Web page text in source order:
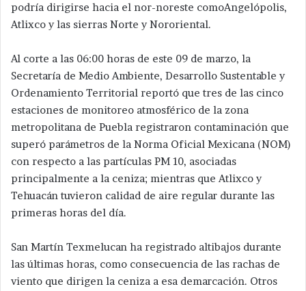
podría dirigirse hacia el nor-noreste comoAngelópolis,
Atlixco y las sierras Norte y Nororiental.
Al corte a las 06:00 horas de este 09 de marzo, la
Secretaría de Medio Ambiente, Desarrollo Sustentable y
Ordenamiento Territorial reportó que tres de las cinco
estaciones de monitoreo atmosférico de la zona
metropolitana de Puebla registraron contaminación que
superó parámetros de la Norma Oficial Mexicana (NOM)
con respecto a las partículas PM 10, asociadas
principalmente a la ceniza; mientras que Atlixco y
Tehuacán tuvieron calidad de aire regular durante las
primeras horas del día.
San Martín Texmelucan ha registrado altibajos durante
las últimas horas, como consecuencia de las rachas de
viento que dirigen la ceniza a esa demarcación. Otros